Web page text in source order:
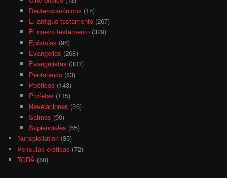
Deuterocanónicos (15)
El antiguo testamento(267)
El nuevo testamento(329)
Epístolas (96)
Evangelios (268)
Evangelistas (301)
Pentateuco(83)
Poéticos (143)
Profetas (115)
Revelaciones (36)
Salmos (90)
Sapienciales (65)
Nunsploitation (35)
Películas eróticas (72)
TORÁ (88)